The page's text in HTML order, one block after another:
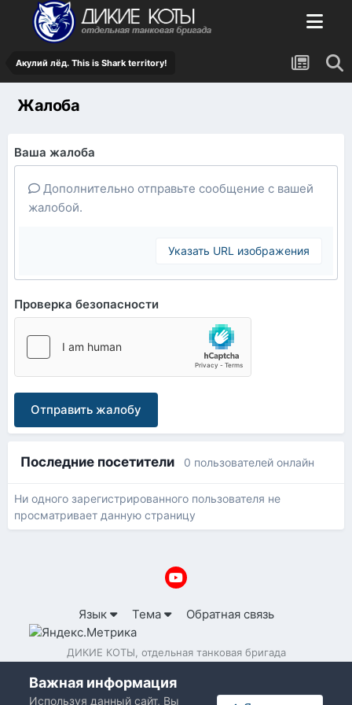
Акулий лёд. This is Shark territory!
Жалоба
Ваша жалоба
Дополнительно отправьте сообщение с вашей
жалобой.
Указать URL изображения
Проверка безопасности
Отправить жалобу
Последние посетители 0 пользователей онлайн
Ни одного зарегистрированного пользователя не
просматривает данную страницу
Язык Тема Обратная связь
ДИКИЕ КОТЫ, отдельная танковая бригада
Важная информация
Используя данный сайт, Вы